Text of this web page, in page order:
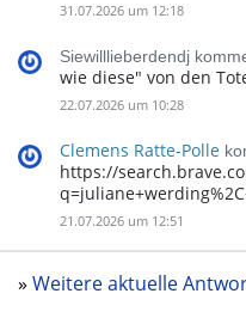
31.07.2026 um 12:18
Siewilllieberdendj
wie diese" von den
22.07.2026 um 10:28
Clemens Ratte-Polle
https://
21.07.2026 um 12:51
» Weitere aktuelle